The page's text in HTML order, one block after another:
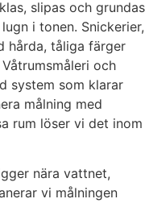
slipas och grundas
i tonen. Snickerier,
hårda, tåliga färger
och
system som klarar
målning med
rum löser vi det inom
nära vattnet,
vi målningen